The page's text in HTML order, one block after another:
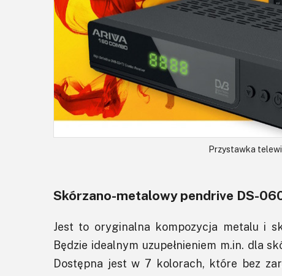
Przystawka
Skórzano-metalowy pendrive DS-
Jest to oryginalna kompozycja metalu i
Będzie idealnym uzupełnieniem m.in. dla
Dostępna jest w 7 kolorach, które bez